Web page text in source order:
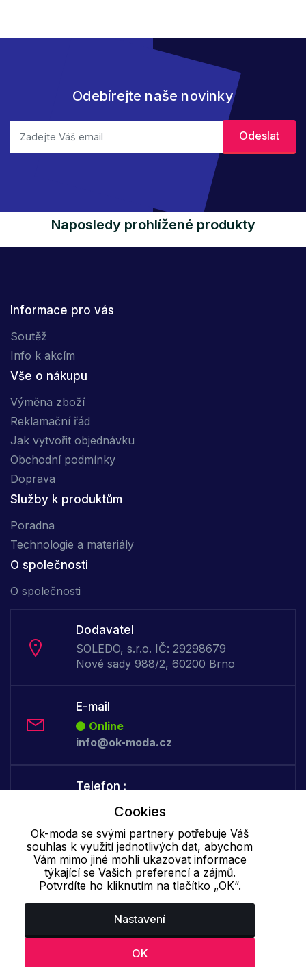
Odebírejte naše novinky
Naposledy prohlížené produkty
Informace pro vás
Soutěž
Info k akcím
Vše o nákupu
Výměna zboží
Reklamační řád
Jak vytvořit objednávku
Obchodní podmínky
Doprava
Služby k produktům
Poradna
Technologie a materiály
O společnosti
O společnosti
Dodavatel
SOLEDO, s.r.o. IČ: 29298679
Nové sady 988/2, 60200 Brno
E-mail
Online
info@ok-moda.cz
Telefon :
Offline
+420 702 000 160
Cookie - podrobné nastavení| Další informace|Ochrana osobních
Cookies
Ok-moda se svými partnery potřebuje Váš
souhlas k využití jednotlivých dat, abychom
Vám mimo jiné mohli ukazovat informace
týkající se Vašich preferencí a zájmů.
Potvrdíte ho kliknutím na tlačítko „OK“.
Nastavení
OK